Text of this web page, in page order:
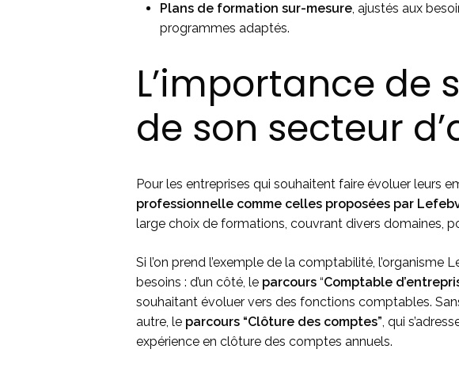
Plans de formation sur-mesure, ajustés aux
programmes adaptés.
L’importance de
de son secteur
Pour les entreprises qui souhaitent faire évoluer leurs
professionnelle comme celles proposées par
large choix de formations, couvrant divers domaines,
Si l’on prend l’exemple de la comptabilité,
besoins : d’un côté, le parcours “Comptable
souhaitant évoluer vers des fonctions comptables.
autre, le parcours “Clôture des comptes”, qui
expérience en clôture des comptes annuels.